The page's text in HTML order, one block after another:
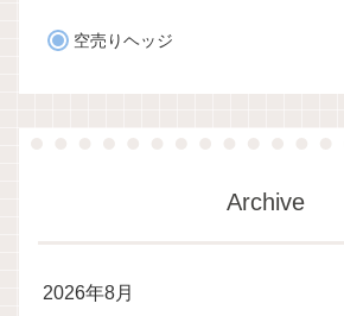
空売りヘッジ
Archive
2026年8月